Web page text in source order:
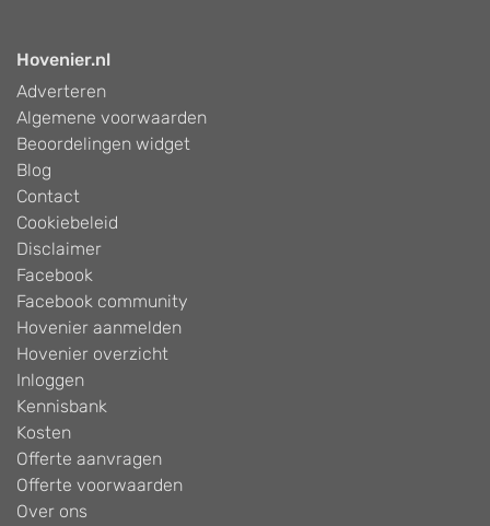
Hovenier.nl
Adverteren
Algemene voorwaarden
Beoordelingen widget
Blog
Contact
Cookiebeleid
Disclaimer
Facebook
Facebook community
Hovenier aanmelden
Hovenier overzicht
Inloggen
Kennisbank
Kosten
Offerte aanvragen
Offerte voorwaarden
Over ons